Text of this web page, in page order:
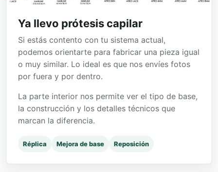
Ya llevo prótesis capilar
Si estás contento con tu sistema actual,
podemos orientarte para fabricar una pieza igual
o muy similar. Lo ideal es que nos envíes fotos
por fuera y por dentro.
La parte interior nos permite ver el tipo de base,
la construcción y los detalles técnicos que
marcan la diferencia.
Réplica Mejora de base Reposición